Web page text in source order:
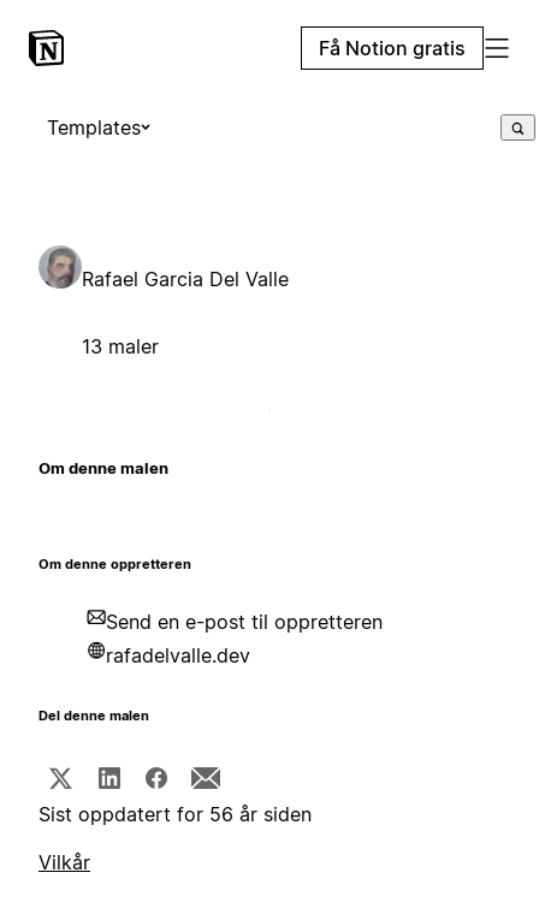
Få Notion gratis
Templates
Rafael Garcia Del Valle
13 maler
Om denne malen
Om denne oppretteren
Send en e-post til oppretteren
rafadelvalle.dev
Del denne malen
Sist oppdatert for 56 år siden
Vilkår